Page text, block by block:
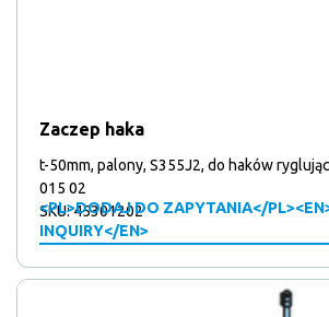
Zaczep haka
t-50mm, palony, S355J2, do haków
015 02
<PL>DODAJ DO ZAPYTANIA</
INQUIRY</EN>
SKU: 45301202